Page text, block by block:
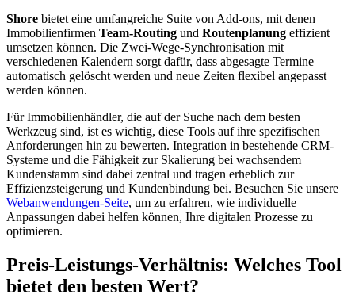
Shore bietet eine umfangreiche Suite von Add-ons, mit denen
Immobilienfirmen Team-Routing und Routenplanung effizient
umsetzen können. Die Zwei-Wege-Synchronisation mit
verschiedenen Kalendern sorgt dafür, dass abgesagte Termine
automatisch gelöscht werden und neue Zeiten flexibel angepasst
werden können.
Für Immobilienhändler, die auf der Suche nach dem besten
Werkzeug sind, ist es wichtig, diese Tools auf ihre spezifischen
Anforderungen hin zu bewerten. Integration in bestehende CRM-
Systeme und die Fähigkeit zur Skalierung bei wachsendem
Kundenstamm sind dabei zentral und tragen erheblich zur
Effizienzsteigerung und Kundenbindung bei. Besuchen Sie unsere
Webanwendungen-Seite, um zu erfahren, wie individuelle
Anpassungen dabei helfen können, Ihre digitalen Prozesse zu
optimieren.
Preis-Leistungs-Verhältnis: Welches Tool
bietet den besten Wert?